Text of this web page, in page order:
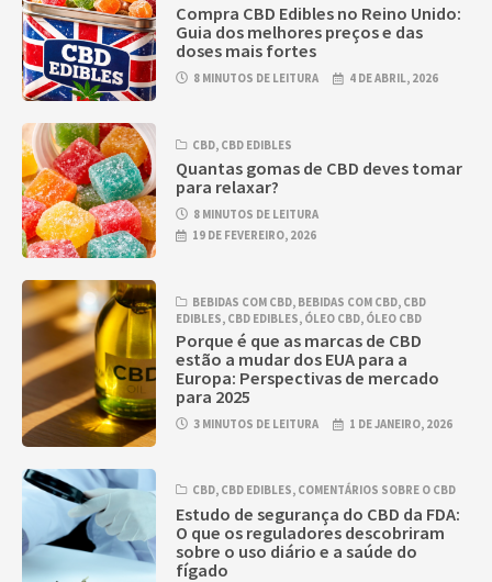
Compra CBD Edibles no Reino Unido:
Guia dos melhores preços e das
doses mais fortes
8 MINUTOS DE LEITURA 4 DE ABRIL, 2026
CBD, CBD EDIBLES
Quantas gomas de CBD deves tomar
para relaxar?
8 MINUTOS DE LEITURA
19 DE FEVEREIRO, 2026
BEBIDAS COM CBD, BEBIDAS COM CBD, CBD
EDIBLES, CBD EDIBLES, ÓLEO CBD, ÓLEO CBD
Porque é que as marcas de CBD
estão a mudar dos EUA para a
Europa: Perspectivas de mercado
para 2025
3 MINUTOS DE LEITURA 1 DE JANEIRO, 2026
CBD, CBD EDIBLES, COMENTÁRIOS SOBRE O CBD
Estudo de segurança do CBD da FDA:
O que os reguladores descobriram
sobre o uso diário e a saúde do
fígado